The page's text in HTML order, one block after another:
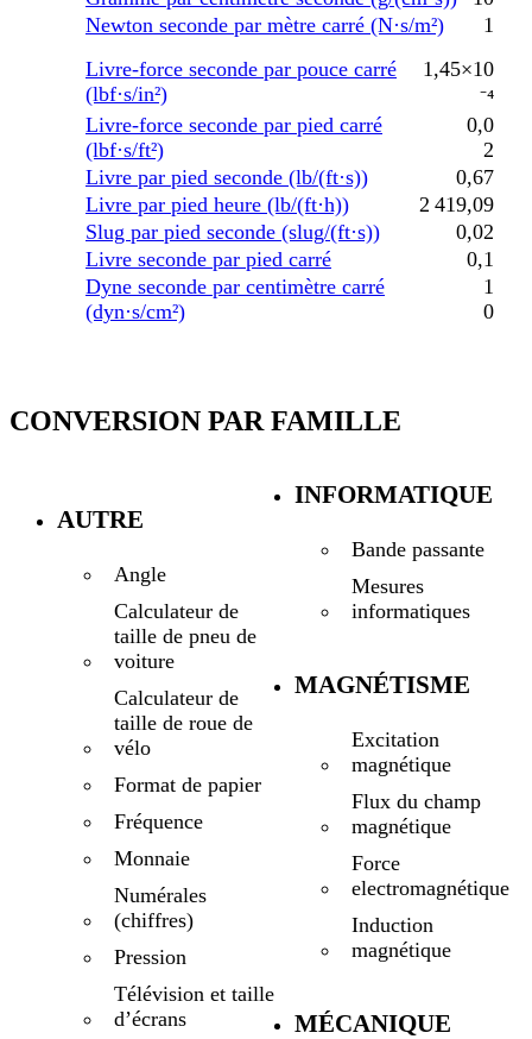
Newton seconde par mètre carré (N·s/m²)
1
Livre-force seconde par pouce carré
(lbf·s/in²)
1,45×10
⁻⁴
Livre-force seconde par pied carré
(lbf·s/ft²)
0,0
2
Livre par pied seconde (lb/(ft·s))
0,67
Livre par pied heure (lb/(ft·h))
2 419,09
Slug par pied seconde (slug/(ft·s))
0,02
Livre seconde par pied carré
0,1
Dyne seconde par centimètre carré
(dyn·s/cm²)
1
0
CONVERSION PAR FAMILLE
AUTRE
Angle
Calculateur de
taille de pneu de
voiture
Calculateur de
taille de roue de
vélo
Format de papier
Fréquence
Monnaie
Numérales
(chiffres)
Pression
Télévision et taille
d’écrans
INFORMATIQUE
Bande passante
Mesures
informatiques
MAGNÉTISME
Excitation
magnétique
Flux du champ
magnétique
Force
electromagnétique
Induction
magnétique
MÉCANIQUE